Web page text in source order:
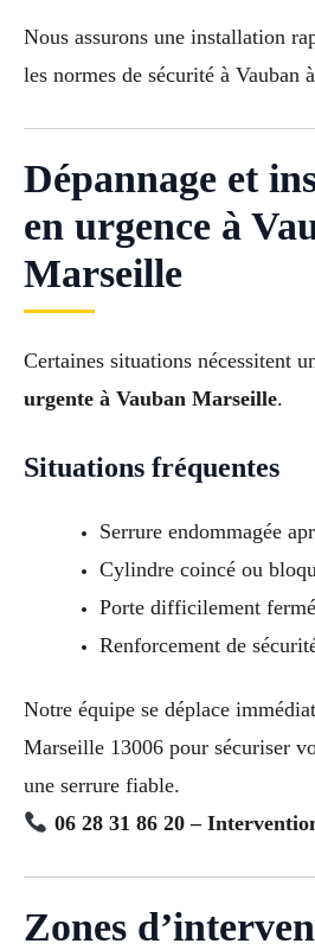
Nous assurons une installation
les normes de sécurité à Vauban
Dépannage et
en urgence à
Marseille
Certaines situations nécessitent
urgente à Vauban Marseille.
Situations fréquentes
Serrure endommagée
Cylindre coincé ou
Porte difficilement
Renforcement de
Notre équipe se déplace
Marseille 13006 pour sécuriser
une serrure fiable.
06 28 31 86 20 –
Zones